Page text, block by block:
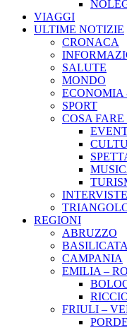
VIAGGI
ULTIME NOTIZIE
CRONACA
SALUTE
MONDO
ECONOMIA
SPORT
COSA
REGIONI
ABRUZZO
BASILICATA
CAMPANIA
EMILIA –
FRIULI –